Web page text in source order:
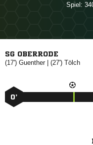
Spiel:
SG OBERRODE
(17') | (27') 
0’